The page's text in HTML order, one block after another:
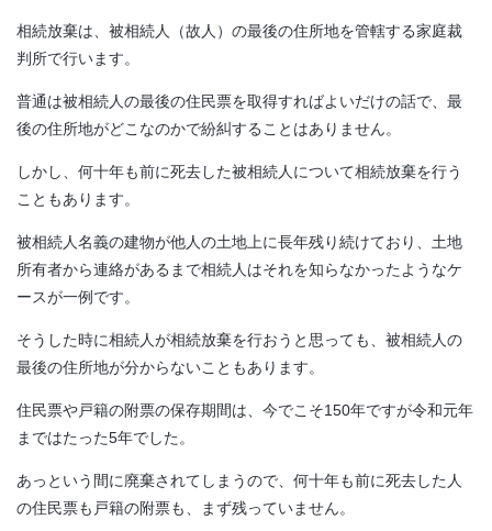
相続放棄は、被相続人（故人）の最後の住所地を管轄する家庭裁
判所で行います。
普通は被相続人の最後の住民票を取得すればよいだけの話で、最
後の住所地がどこなのかで紛糾することはありません。
しかし、何十年も前に死去した被相続人について相続放棄を行う
こともあります。
被相続人名義の建物が他人の土地上に長年残り続けており、土地
所有者から連絡があるまで相続人はそれを知らなかったようなケ
ースが一例です。
そうした時に相続人が相続放棄を行おうと思っても、被相続人の
最後の住所地が分からないこともあります。
住民票や戸籍の附票の保存期間は、今でこそ150年ですが令和元年
まではたった5年でした。
あっという間に廃棄されてしまうので、何十年も前に死去した人
の住民票も戸籍の附票も、まず残っていません。